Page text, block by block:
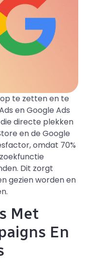
te zetten en te
en Google Ads
directe plekken
en de Google
omdat 70%
Dit zorgt
gezien worden en
Met
En